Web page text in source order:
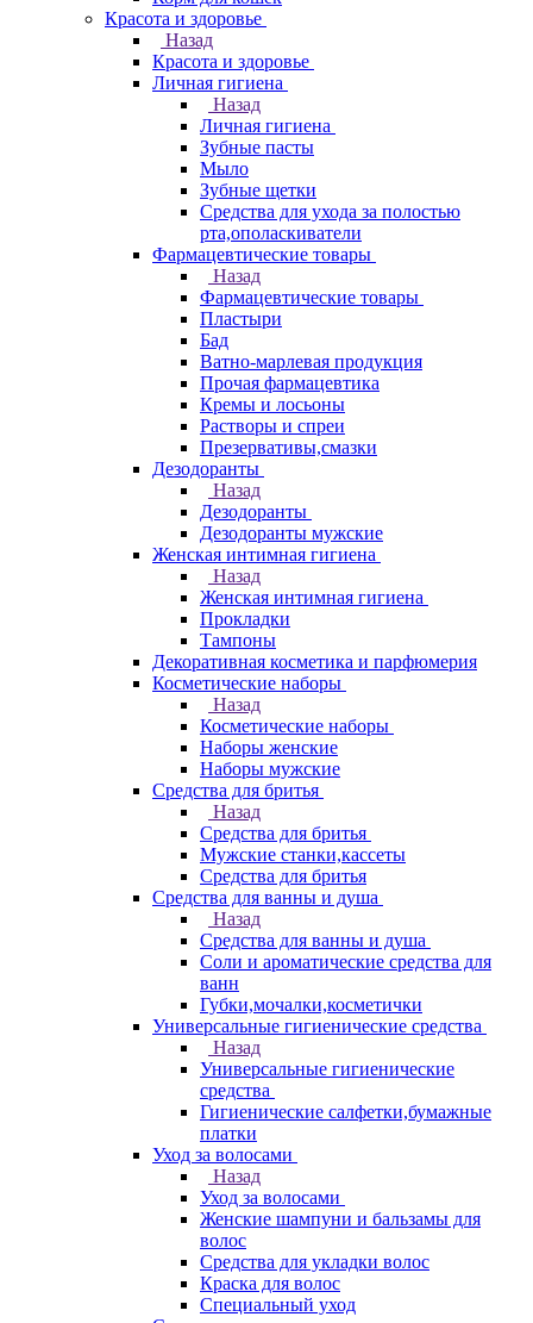
Красота и здоровье
Назад
Красота и здоровье
Личная гигиена
Назад
Личная гигиена
Зубные пасты
Мыло
Зубные щетки
Средства для ухода за полостью
рта,ополаскиватели
Фармацевтические товары
Назад
Фармацевтические товары
Пластыри
Бад
Ватно-марлевая продукция
Прочая фармацевтика
Кремы и лосьоны
Растворы и спреи
Презервативы,смазки
Дезодоранты
Назад
Дезодоранты
Дезодоранты мужские
Женская интимная гигиена
Назад
Женская интимная гигиена
Прокладки
Тампоны
Декоративная косметика и парфюмерия
Косметические наборы
Назад
Косметические наборы
Наборы женские
Наборы мужские
Средства для бритья
Назад
Средства для бритья
Мужские станки,кассеты
Средства для бритья
Средства для ванны и душа
Назад
Средства для ванны и душа
Соли и ароматические средства для
ванн
Губки,мочалки,косметички
Универсальные гигиенические средства
Назад
Универсальные гигиенические
средства
Гигиенические салфетки,бумажные
платки
Уход за волосами
Назад
Уход за волосами
Женские шампуни и бальзамы для
волос
Средства для укладки волос
Краска для волос
Специальный уход